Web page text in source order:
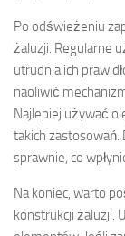
Po odświeżeniu
żaluzji. Regularne
utrudnia ich
naoliwić
Najlepiej używać
takich zastosowań.
sprawnie, co
Na koniec, warto
konstrukcji żaluzji.